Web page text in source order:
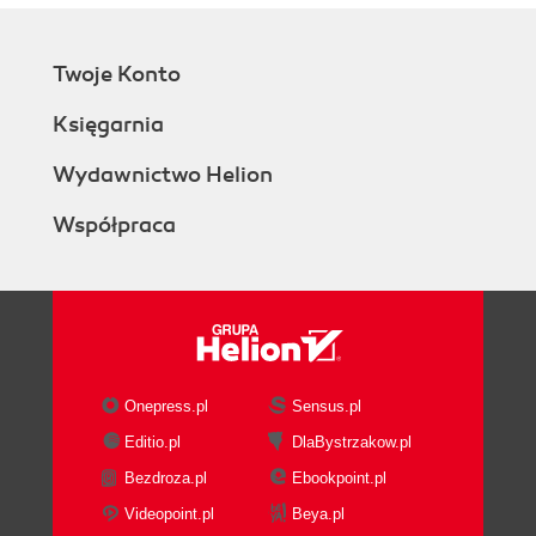
Configuring the alerts (Simple)
spamming me?
Playing nice with others
File integrity monitoring (Simple)
How to do it...
How it works...
There's more...
Twoje Konto
Księgarnia
Wydawnictwo Helion
Współpraca
Onepress.pl
Sensus.pl
Editio.pl
DlaBystrzakow.pl
Bezdroza.pl
Ebookpoint.pl
Videopoint.pl
Beya.pl